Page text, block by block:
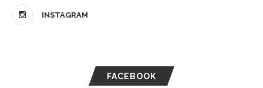
INSTAGRAM
FACEBOOK